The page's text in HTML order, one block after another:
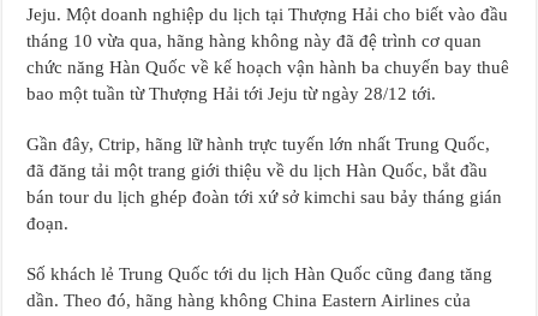
Jeju. Một doanh nghiệp du lịch tại Thượng Hải cho biết vào đầu
tháng 10 vừa qua, hãng hàng không này đã đệ trình cơ quan
chức năng Hàn Quốc về kế hoạch vận hành ba chuyến bay thuê
bao một tuần từ Thượng Hải tới Jeju từ ngày 28/12 tới.
Gần đây, Ctrip, hãng lữ hành trực tuyến lớn nhất Trung Quốc,
đã đăng tải một trang giới thiệu về du lịch Hàn Quốc, bắt đầu
bán tour du lịch ghép đoàn tới xứ sở kimchi sau bảy tháng gián
đoạn.
Số khách lẻ Trung Quốc tới du lịch Hàn Quốc cũng đang tăng
dần. Theo đó, hãng hàng không China Eastern Airlines của